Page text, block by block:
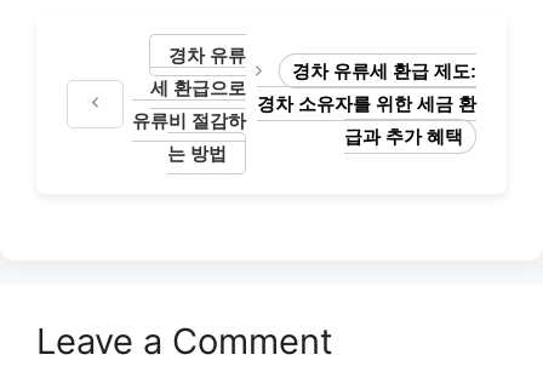
경차 유류
세 환급으로
유류비 절감하
는 방법
경차 유류세 환급 제도:
경차 소유자를 위한 세금 환
급과 추가 혜택
Leave a Comment